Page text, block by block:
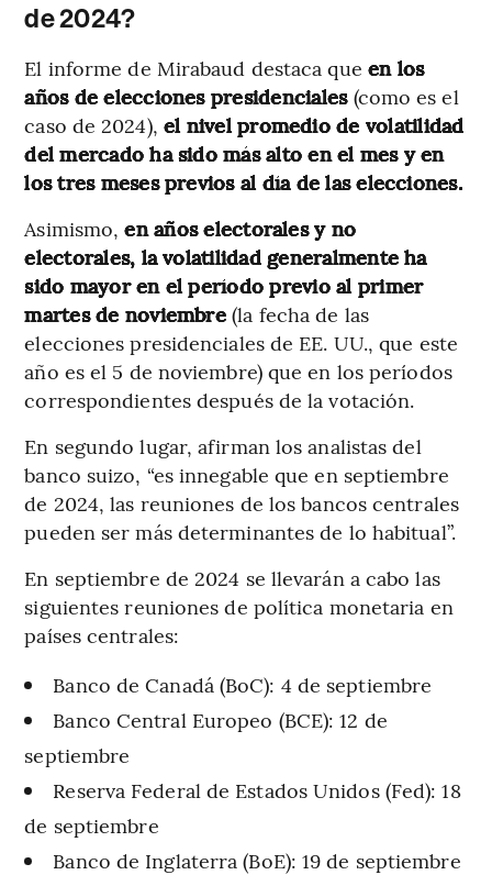
de 2024?
El informe de Mirabaud destaca que en los
años de elecciones presidenciales (como es el
caso de 2024), el nivel promedio de volatilidad
del mercado ha sido más alto en el mes y en
los tres meses previos al día de las elecciones.
Asimismo,en años electorales y no
electorales, la volatilidad generalmente ha
sido mayor en el período previo al primer
martes de noviembre(la fecha de las
elecciones presidenciales de EE. UU., que este
año es el 5 de noviembre) que en los períodos
correspondientes después de la votación.
En segundo lugar, afirman los analistas del
banco suizo, “es innegable que en septiembre
de 2024, las reuniones de los bancos centrales
pueden ser más determinantes de lo habitual”.
En septiembre de 2024 se llevarán a cabo las
siguientes reuniones de política monetaria en
países centrales:
Banco de Canadá (BoC): 4 de septiembre
Banco Central Europeo (BCE): 12 de
septiembre
Reserva Federal de Estados Unidos (Fed): 18
de septiembre
Banco de Inglaterra (BoE): 19 de septiembre